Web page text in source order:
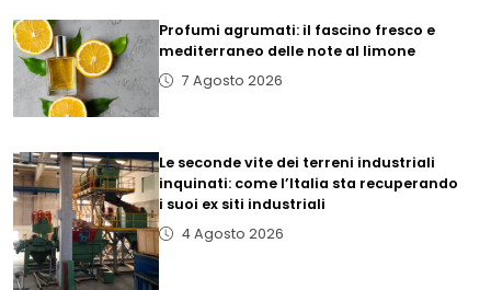
Profumi agrumati: il fascino fresco e
mediterraneo delle note al limone
7 Agosto 2026
Le seconde vite dei terreni industriali
inquinati: come l’Italia sta recuperando
i suoi ex siti industriali
4 Agosto 2026